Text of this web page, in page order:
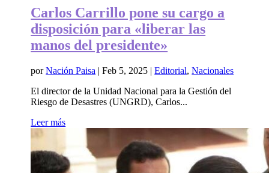
Carlos Carrillo pone su cargo a
disposición para «liberar las
manos del presidente»
porNación Paisa |Feb 5, 2025 |Editorial,Nacionales
El director de la Unidad Nacional para la Gestión del
Riesgo de Desastres (UNGRD), Carlos...
Leer más